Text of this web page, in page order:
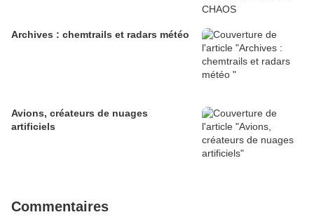
Archives : chemtrails et radars météo
Avions, créateurs de nuages
artificiels
Commentaires